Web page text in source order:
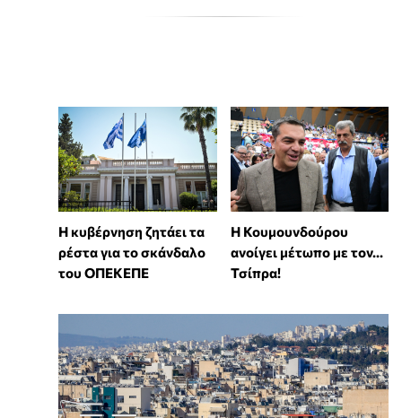
Η κυβέρνηση ζητάει τα
ρέστα για το σκάνδαλο
του ΟΠΕΚΕΠΕ
Η Κουμουνδούρου
ανοίγει μέτωπο με τον...
Τσίπρα!